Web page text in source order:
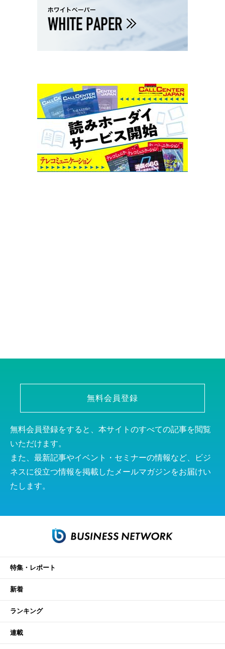
無料会員登録
無料会員登録をすると、本サイトのすべての記事を閲覧
いただけます。
また、最新記事やイベント・セミナーの情報など、ビジ
ネスに役立つ情報を掲載したメールマガジンをお届けい
たします。
特集・レポート
新着
ランキング
連載